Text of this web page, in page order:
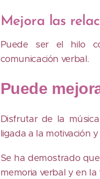
Mejora las
Puede ser el hilo
comunicación verbal.
Puede
Disfrutar de la
ligada a la motivación
Se ha demostrado
memoria verbal y en